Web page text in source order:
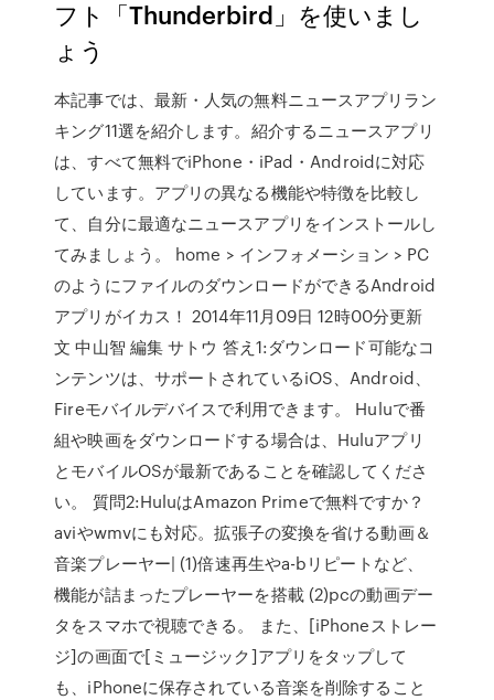
フト「Thunderbird」を使いまし
ょう
本記事では、最新・人気の無料ニュースアプリラン
キング11選を紹介します。紹介するニュースアプリ
は、すべて無料でiPhone・iPad・Androidに対応
しています。アプリの異なる機能や特徴を比較し
て、自分に最適なニュースアプリをインストールし
てみましょう。 home > インフォメーション > PC
のようにファイルのダウンロードができるAndroid
アプリがイカス！ 2014年11月09日 12時00分更新
文 中山智 編集 サトウ 答え1:ダウンロード可能なコ
ンテンツは、サポートされているiOS、Android、
Fireモバイルデバイスで利用できます。 Huluで番
組や映画をダウンロードする場合は、Huluアプリ
とモバイルOSが最新であることを確認してくださ
い。 質問2:HuluはAmazon Primeで無料ですか？
aviやwmvにも対応。拡張子の変換を省ける動画＆
音楽プレーヤー| (1)倍速再生やa-bリピートなど、
機能が詰まったプレーヤーを搭載 (2)pcの動画デー
タをスマホで視聴できる。 また、[iPhoneストレー
ジ]の画面で[ミュージック]アプリをタップして
も、iPhoneに保存されている音楽を削除すること